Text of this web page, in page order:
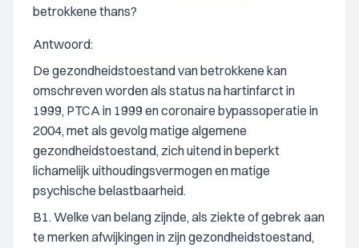
betrokkene thans?
Antwoord:
De gezondheidstoestand van betrokkene kan
omschreven worden als status na hartinfarct in
1999, PTCA in 1999 en coronaire bypassoperatie in
2004, met als gevolg matige algemene
gezondheidstoestand, zich uitend in beperkt
lichamelijk uithoudingsvermogen en matige
psychische belastbaarheid.
B1. Welke van belang zijnde, als ziekte of gebrek aan
te merken afwijkingen in zijn gezondheidstoestand,